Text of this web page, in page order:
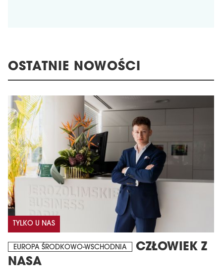
OSTATNIE NOWOŚCI
TYLKO U NAS
EUROPA ŚRODKOWO-WSCHODNIA
CZŁOWIEK Z
NASA